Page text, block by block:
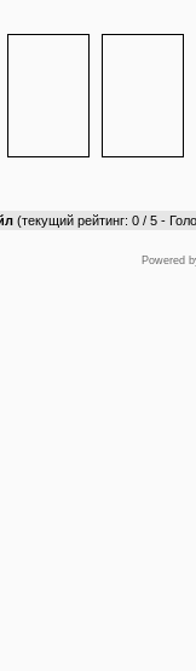
(текущий рейтинг: 0 / 5 -
Powered